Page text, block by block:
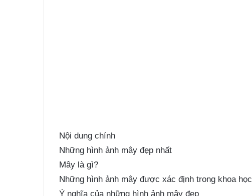
Nội dung chính
Những hình ảnh mây đẹp nhất
Mây là gì?
Những hình ảnh mây được xác định trong khoa học
Ý nghĩa của những hình ảnh mây đẹp